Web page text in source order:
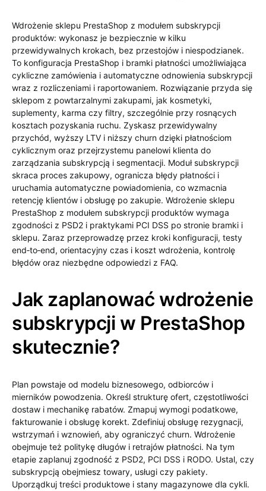
Wdrożenie sklepu PrestaShop z modułem subskrypcji
produktów: wykonasz je bezpiecznie w kilku
przewidywalnych krokach, bez przestojów i niespodzianek.
To konfiguracja PrestaShop i bramki płatności umożliwiająca
cykliczne zamówienia i automatyczne odnowienia subskrypcji
wraz z rozliczeniami i raportowaniem. Rozwiązanie przyda się
sklepom z powtarzalnymi zakupami, jak kosmetyki,
suplementy, karma czy filtry, szczególnie przy rosnących
kosztach pozyskania ruchu. Zyskasz przewidywalny
przychód, wyższy LTV i niższy churn dzięki płatnościom
cyklicznym oraz przejrzystemu panelowi klienta do
zarządzania subskrypcją i segmentacji. Moduł subskrypcji
skraca proces zakupowy, ogranicza błędy płatności i
uruchamia automatyczne powiadomienia, co wzmacnia
retencję klientów i obsługę po zakupie. Wdrożenie sklepu
PrestaShop z modułem subskrypcji produktów wymaga
zgodności z PSD2 i praktykami PCI DSS po stronie bramki i
sklepu. Zaraz przeprowadzę przez kroki konfiguracji, testy
end‑to‑end, orientacyjny czas i koszt wdrożenia, kontrolę
błędów oraz niezbędne odpowiedzi z FAQ.
Jak zaplanować wdrożenie
subskrypcji w PrestaShop
skutecznie?
Plan powstaje od modelu biznesowego, odbiorców i
mierników powodzenia. Określ strukturę ofert, częstotliwości
dostaw i mechanikę rabatów. Zmapuj wymogi podatkowe,
fakturowanie i obsługę korekt. Zdefiniuj obsługę rezygnacji,
wstrzymań i wznowień, aby ograniczyć churn. Wdrożenie
obejmuje też politykę długów i retrajów płatności. Na tym
etapie zaplanuj zgodność z PSD2, PCI DSS i RODO. Ustal, czy
subskrypcją obejmiesz towary, usługi czy pakiety.
Uporządkuj treści produktowe i stany magazynowe dla cykli.